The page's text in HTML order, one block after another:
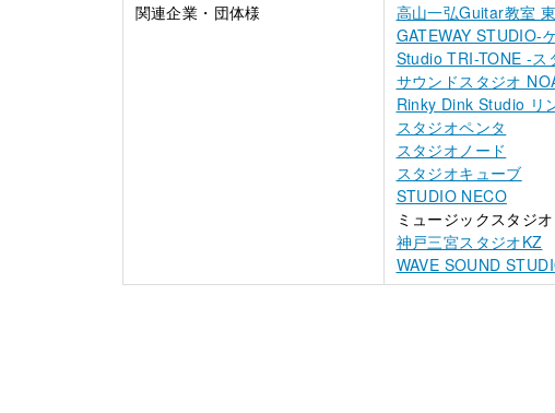
関連企業・団体様
高山一弘Guitar教室
GATEWAY STUDIO-
Studio TRI-TONE -ス
サウンドスタジオ
Rinky Dink Studio リ
スタジオペンタ
スタジオノード
スタジオキューブ
STUDIO NECO
ミュージックスタジ
神戸三宮スタジオKZ
WAVE SOUND